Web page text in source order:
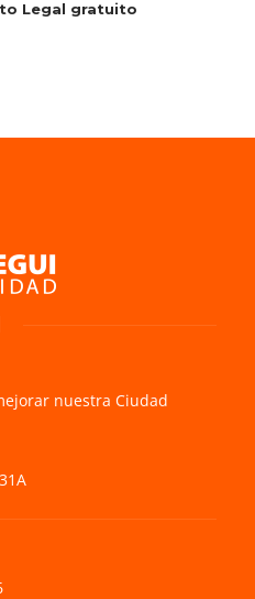
Legal gratuito
nuestra Ciudad